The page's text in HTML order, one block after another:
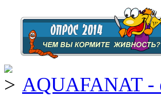
AQUAFANAT -